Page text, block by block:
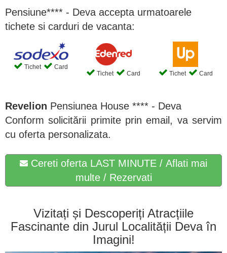
Pensiune**** - Deva accepta urmatoarele
tichete si carduri de vacanta:
Tichet
Card
Tichet
Card Tichet Card
Revelion Pensiunea House **** - Deva
Conform solicitării primite prin email, va servim
cu oferta personalizata.
Cereti oferta LAST MINUTE / Aflati mai
multe / Rezervati
Vizitați și Descoperiți Atracțiile
Fascinante din Jurul Localității Deva în
Imagini!